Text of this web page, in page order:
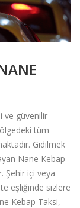
ve güvenilir
ölgedeki tüm
Gidilmek
Nane Kebap
Şehir içi veya
eşliğinde sizlere
Kebap Taksi,